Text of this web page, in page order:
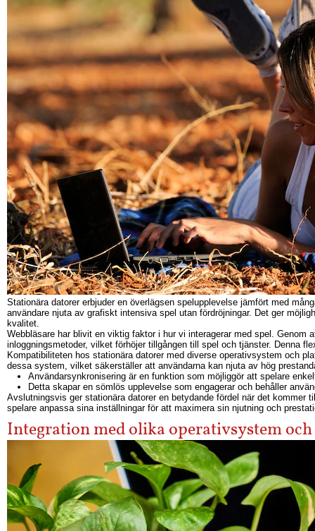
Stationära datorer erbjuder en överlägsen spelupplevelse jämfört med
användare njuta av grafiskt intensiva spel utan fördröjningar. Det ger
kvalitet.
Webbläsare har blivit en viktig faktor i hur vi interagerar med spel. Genom
inloggningsmetoder, vilket förhöjer tillgången till spel och tjänster. Denna
Kompatibiliteten hos stationära datorer med diverse operativsystem och
dessa system, vilket säkerställer att användarna kan njuta av hög
Användarsynkronisering är en funktion som möjliggör att spelare
Detta skapar en sömlös upplevelse som engagerar och behåller
Avslutningsvis ger stationära datorer en betydande fördel när det
spelare anpassa sina inställningar för att maximera sin njutning och
Integration med olika operativsystem